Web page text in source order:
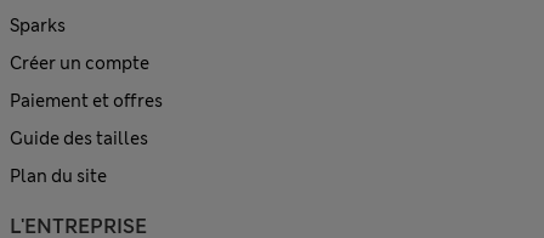
Sparks
Créer un compte
Paiement et offres
Guide des tailles
Plan du site
L'ENTREPRISE